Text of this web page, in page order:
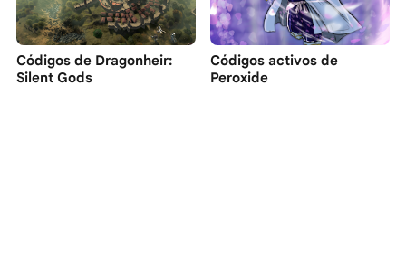
Códigos de Dragonheir:
Silent Gods
Códigos activos de
Peroxide